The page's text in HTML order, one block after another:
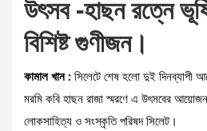
উৎসব -হাছন রত্নে
বিশিষ্ট গুণীজন।
কামাল খান : সিলেটে শেষ হলো দুই দিনব্যাপী
মরমি কবি হাছন রাজা স্মরণে এ উৎসবের
লোকসাহিত্য ও সংস্কৃতি পরিষদ সিলেট।